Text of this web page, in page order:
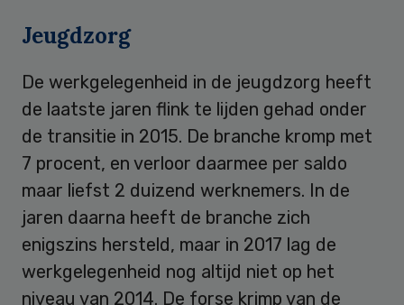
Jeugdzorg
De werkgelegenheid in de jeugdzorg heeft
de laatste jaren flink te lijden gehad onder
de transitie in 2015. De branche kromp met
7 procent, en verloor daarmee per saldo
maar liefst 2 duizend werknemers. In de
jaren daarna heeft de branche zich
enigszins hersteld, maar in 2017 lag de
werkgelegenheid nog altijd niet op het
niveau van 2014. De forse krimp van de